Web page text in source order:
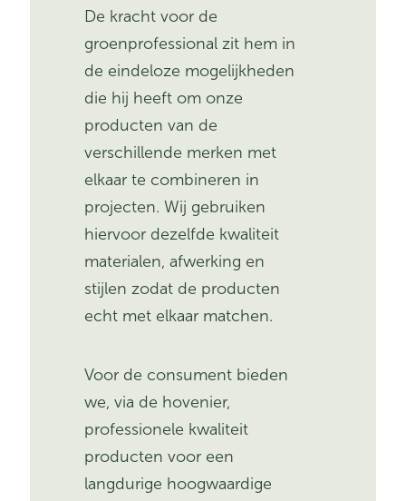
De kracht voor de
groenprofessional zit hem in
de eindeloze mogelijkheden
die hij heeft om onze
producten van de
verschillende merken met
elkaar te combineren in
projecten. Wij gebruiken
hiervoor dezelfde kwaliteit
materialen, afwerking en
stijlen zodat de producten
echt met elkaar matchen.
Voor de consument bieden
we, via de hovenier,
professionele kwaliteit
producten voor een
langdurige hoogwaardige